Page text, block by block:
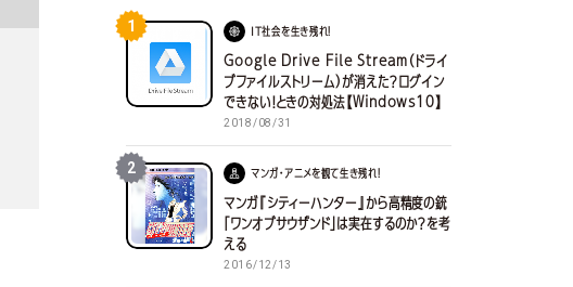
サバゲーフィールドレビュー
1 IT社会を生き残れ！
Google Drive File Stream（ドライ
ブファイルストリーム）が消えた？ログイン
できない！ときの対処法【Windows10】
2018/08/31
2 マンガ・アニメを観て生き残れ！
マンガ『シティーハンター』から高精度の銃
「ワンオブサウザンド」は実在するのか？を考
える
2016/12/13